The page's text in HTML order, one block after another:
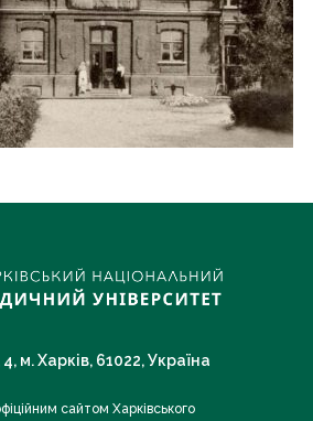
м. Харків, 61022, Україна
сайтом Харківського